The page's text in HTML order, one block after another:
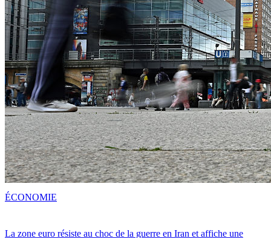
La zone euro résiste au choc de la guerre en Iran et affiche une
ÉCONOMIE